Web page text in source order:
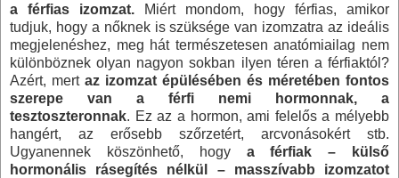
a férfias izomzat. Miért mondom, hogy férfias, amikor
tudjuk, hogy a nőknek is szüksége van izomzatra az ideális
megjelenéshez, meg hát természetesen anatómiailag nem
különböznek olyan nagyon sokban ilyen téren a férfiaktól?
Azért, mert az izomzat épülésében és méretében fontos
szerepe van a férfi nemi hormonnak, a
tesztoszteronnak. Ez az a hormon, ami felelős a mélyebb
hangért, az erősebb szőrzetért, arcvonásokért stb.
Ugyanennek köszönhető, hogy a férfiak – külső
hormonális rásegítés nélkül – masszívabb izomzatot